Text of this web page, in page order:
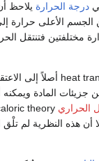
درجة الحرارة يلاحظ
الجسم الأعلى
مختلفتين فتنتقل
بين جزيئات المادة
الحراري
أن هذه النظرية لم